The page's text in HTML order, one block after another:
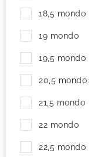
18,5 mondo
19 mondo
19,5 mondo
20,5 mondo
21,5 mondo
22 mondo
22,5 mondo